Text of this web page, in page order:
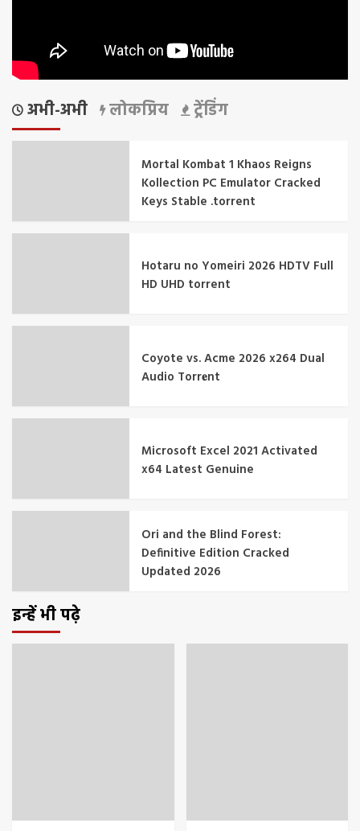
अभी-अभी लोकप्रिय ट्रेंडिंग
Mortal Kombat 1 Khaos Reigns
Kollection PC Emulator Cracked
Keys Stable .torrent
Hotaru no Yomeiri 2026 HDTV Full
HD UHD torrent
Coyote vs. Acme 2026 x264 Dual
Audio Torr𝐞nt
Microsoft Excel 2021 Activated
x64 Latest Genuine
Ori and the Blind Forest:
Definitive Edition Cracked
Updated 2026
इन्हें भी पढ़े